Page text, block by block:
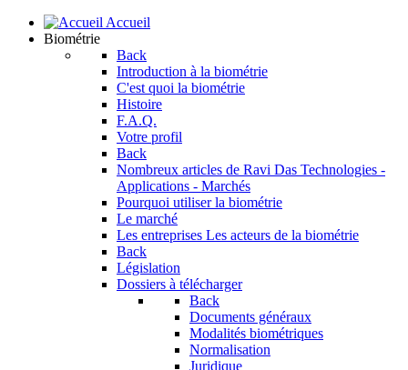
Accueil
Biométrie
Back
Introduction à la biométrie
C'est quoi la biométrie
Histoire
F.A.Q.
Votre profil
Back
Nombreux articles de Ravi Das Technologies -
Applications - Marchés
Pourquoi utiliser la biométrie
Le marché
Les entreprises Les acteurs de la biométrie
Back
Législation
Dossiers à télécharger
Back
Documents généraux
Modalités biométriques
Normalisation
Juridique